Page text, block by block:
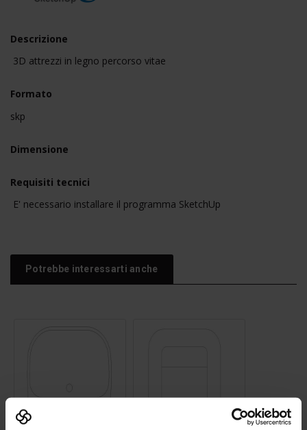
Descrizione
3D attrezzi in legno percorso vitae
Formato
skp
Dimensione
Requisiti tecnici
E' necessario installare il programma SketchUp
Potrebbe interessarti anche